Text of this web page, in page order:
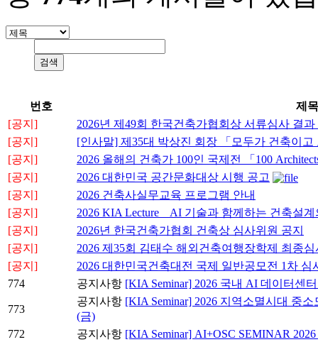
번호
제목
[공지]
2026년 제49회 한국건축가협회상 서류심사 결과
[공지]
[인사말] 제35대 박상진 회장 「모두가 건축이
[공지]
2026 올해의 건축가 100인 국제전 「100
[공지]
2026 대한민국 공간문화대상 시행 공고
[공지]
2026 건축사실무교육 프로그램 안내
[공지]
2026 KIA Lecture _ AI 기술과 함께하는 건축설
[공지]
2026년 한국건축가협회 건축상 심사위원 공지
[공지]
2026 제35회 김태수 해외건축여행장학제 최종
[공지]
2026 대한민국건축대전 국제 일반공모전 1차
774
공지사항 [KIA Seminar] 2026 국내 AI 데이터센
773
공지사항 [KIA Seminar] 2026 지역소멸시대 중
(금)
772
공지사항 [KIA Seminar] AI+OSC SEMINAR